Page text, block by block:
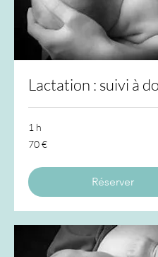
Lactation : suivi à
1 h
70
euros
70 €
Réserver